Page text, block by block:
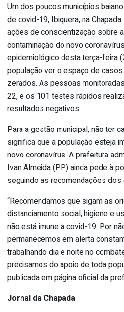
Um dos poucos municípios
de covid-19, Ibiquera, na Chapada
ações de conscientização sobre
contaminação do novo
epidemiológico desta terça-feira
população ver o espaço de
zerados. As pessoas
22, e os 101 testes rápidos
resultados negativos.
Para a gestão municipal, não ter
significa que a população esteja
novo coronavírus. A prefeitura
Ivan Almeida (PP) ainda pede à
seguindo as recomendações dos
“Recomendamos que sigam as
distanciamento social, higiene e
não está imune à covid-19. Por
permanecemos em alerta
trabalhando dia e noite no
precisamos do apoio de toda
publicada em página oficial da
Jornal da Chapada